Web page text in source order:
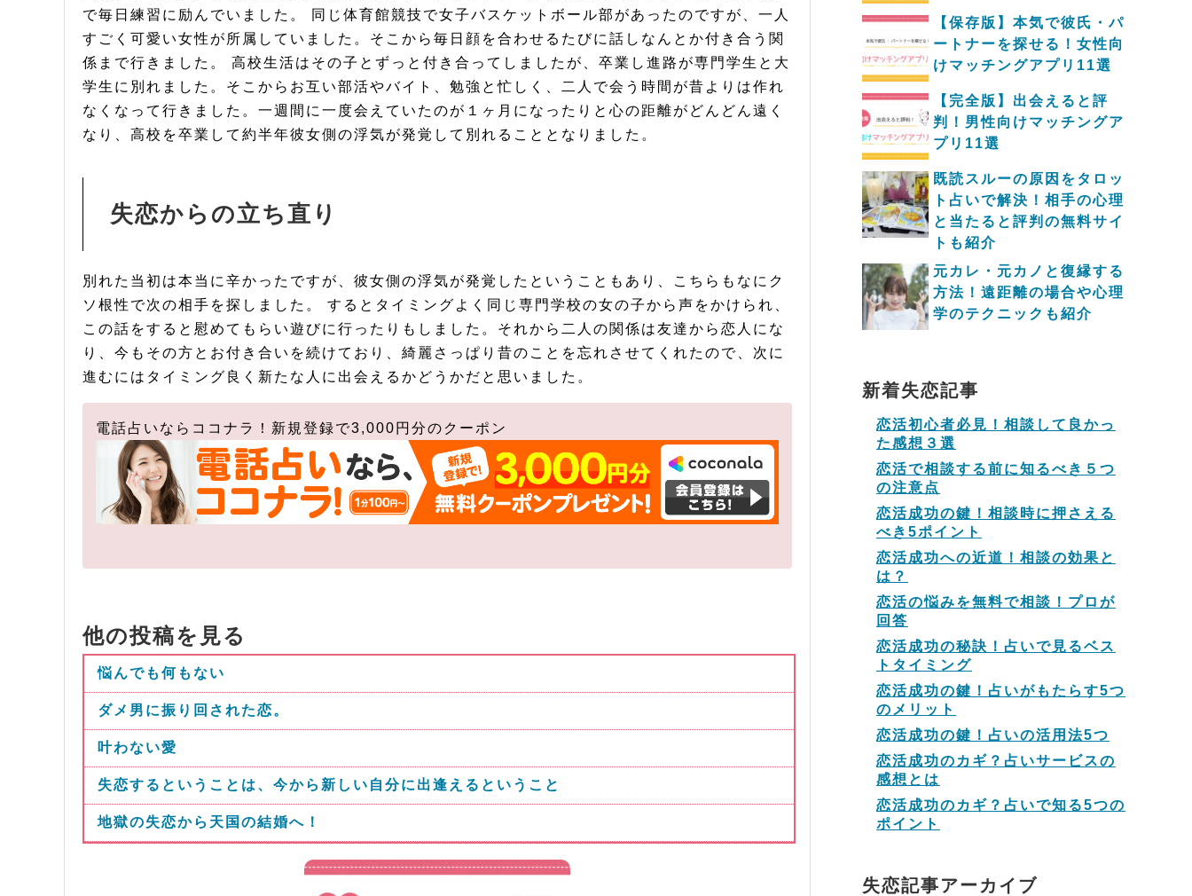
で毎日練習に励んでいました。 同じ体育館競技で女子バスケットボール部があったのですが、一人
すごく可愛い女性が所属していました。そこから毎日顔を合わせるたびに話しなんとか付き合う関
係まで行きました。 高校生活はその子とずっと付き合ってしましたが、卒業し進路が専門学生と大
学生に別れました。そこからお互い部活やバイト、勉強と忙しく、二人で会う時間が昔よりは作れ
なくなって行きました。一週間に一度会えていたのが１ヶ月になったりと心の距離がどんどん遠く
なり、高校を卒業して約半年彼女側の浮気が発覚して別れることとなりました。
失恋からの立ち直り
別れた当初は本当に辛かったですが、彼女側の浮気が発覚したということもあり、こちらもなにク
ソ根性で次の相手を探しました。 するとタイミングよく同じ専門学校の女の子から声をかけられ、
この話をすると慰めてもらい遊びに行ったりもしました。それから二人の関係は友達から恋人にな
り、今もその方とお付き合いを続けており、綺麗さっぱり昔のことを忘れさせてくれたので、次に
進むにはタイミング良く新たな人に出会えるかどうかだと思いました。
電話占いならココナラ！新規登録で3,000円分のクーポン
他の投稿を見る
悩んでも何もない
ダメ男に振り回された恋。
叶わない愛
失恋するということは、今から新しい自分に出逢えるということ
地獄の失恋から天国の結婚へ！
【保存版】本気で彼氏・パ
ートナーを探せる！女性向
けマッチングアプリ11選
【完全版】出会えると評
判！男性向けマッチングア
プリ11選
既読スルーの原因をタロッ
ト占いで解決！相手の心理
と当たると評判の無料サイ
トも紹介
元カレ・元カノと復縁する
方法！遠距離の場合や心理
学のテクニックも紹介
新着失恋記事
恋活初心者必見！相談して良かっ
た感想３選
恋活で相談する前に知るべき５つ
の注意点
恋活成功の鍵！相談時に押さえる
べき5ポイント
恋活成功への近道！相談の効果と
は？
恋活の悩みを無料で相談！プロが
回答
恋活成功の秘訣！占いで見るベス
トタイミング
恋活成功の鍵！占いがもたらす5つ
のメリット
恋活成功の鍵！占いの活用法5つ
恋活成功のカギ？占いサービスの
感想とは
恋活成功のカギ？占いで知る5つの
ポイント
失恋記事アーカイブ